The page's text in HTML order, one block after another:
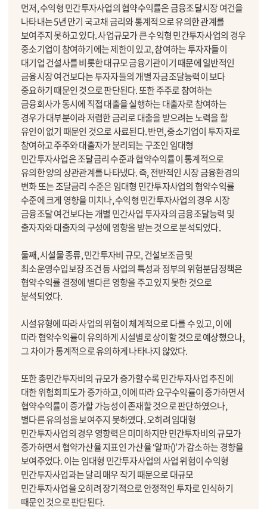
먼저, 수익형 민간투자사업의 협약수익률은 금융조달시장 여건을
나타내는 5년 만기 국고채 금리와 통계적으로 유의한 관계를
보여주지 못하고 있다. 사업규모가 큰 수익형 민간투자사업의 경우
중소기업이 참여하기에는 제한이 있고, 참여하는 투자자들이
대기업 건설사를 비롯한 대규모 금융기관이기 때문에 일반적인
금융시장 여건보다는 투자자들의 개별 자금조달능력이 보다
중요하기 때문인 것으로 판단된다. 또한 주주로 참여하는
금융회사가 동시에 직접 대출을 실행하는 대출자로 참여하는
경우가 대부분이라 저렴한 금리로 대출을 받으려는 노력을 할
유인이 없기 때문인 것으로 사료된다. 반면, 중소기업이 투자자로
참여하고 주주와 대출자가 분리되는 구조인 임대형
민간투자사업은 조달금리 수준과 협약수익률이 통계적으로
유의한 양의 상관관계를 나타냈다. 즉, 전반적인 시장 금융환경의
변화 또는 조달금리 수준은 임대형 민간투자사업의 협약수익률
수준에 크게 영향을 미치나, 수익형 민간투자사업의 경우 시장
금융조달 여건보다는 개별 민간사업 투자자의 금융조달능력 및
출자자와 대출자의 구성에 영향을 받는 것으로 분석되었다.
둘째, 시설물 종류, 민간투자비 규모, 건설보조금 및
최소운영수입보장 조건 등 사업의 특성과 정부의 위험분담정책은
협약수익률 결정에 별다른 영향을 주고 있지 못한 것으로
분석되었다.
시설유형에 따라 사업의 위험이 체계적으로 다를 수 있고, 이에
따라 협약수익률이 유의하게 시설별로 상이할 것으로 예상했으나,
그 차이가 통계적으로 유의하게 나타나지 않았다.
또한 총민간투자비의 규모가 증가할수록 민간투자사업 추진에
대한 위험회피도가 증가하고, 이에 따라 요구수익률이 증가하면서
협약수익률이 증가할 가능성이 존재할 것으로 판단하였으나,
별다른 유의성을 보여주지 못하였다. 오히려 임대형
민간투자사업의 경우 영향력은 미미하지만 민간투자비의 규모가
증가하면서 협약가산율 지표인 가산율 ‘알파()’가 감소하는 경향을
보여주었다. 이는 임대형 민간투자사업의 사업 위험이 수익형
민간투자사업과는 달리 매우 작기 때문으로 대규모
민간투자사업을 오히려 장기적으로 안정적인 투자로 인식하기
때문인 것으로 판단된다.